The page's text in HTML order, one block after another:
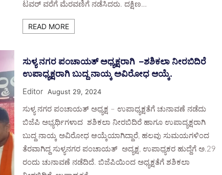
ಟವರ್ ವರೆಗೆ ಮೆರವಣಿಗೆ‌ ನಡೆಸಿದರು. ದಕ್ಷಿಣ…
READ MORE
ಸುಳ್ಯ ನಗರ ಪಂಚಾಯತ್ ಅಧ್ಯಕ್ಷರಾಗಿ –ಶಶಿಕಲಾ ನೀರಬಿದಿರೆ
ಉಪಾಧ್ಯಕ್ಷರಾಗಿ ಬುದ್ದ ನಾಯ್ಕ ಅವಿರೋಧ ಆಯ್ಕೆ.
Editor August 29, 2024
ಸುಳ್ಯ‌ ನಗರ ಪಂಚಾಯತ್ ಅಧ್ಯಕ್ಷ – ಉಪಾಧ್ಯಕ್ಷತೆಗೆ ಚುನಾವಣೆ ನಡೆದು
ಬಿಜೆಪಿ ಅಭ್ಯರ್ಥಿಗಳಾದ ಶಶಿಕಲಾ ನೀರಬಿದಿರೆ ಹಾಗೂ ಉಪಾದ್ಯಕ್ಷರಾಗಿ
ಬುದ್ದ ನಾಯ್ಕ ಅವಿರೋಧ ಆಯ್ಕೆಯಾಗಿದ್ದಾರೆ, ಹಲವು ಸುಮಯಗಳಿಂದ
ತೆರವಾಗಿದ್ದ ಸುಳ್ಯನಗರ ಪಂಚಾಯತ್ ಅದ್ಯಕ್ಷ, ಉಪಾಧ್ಯಕರ ಹುದ್ದೆಗೆ ಅ.29
ರಂದು ಚುನಾವಣೆ ನಡೆದಿದೆ. ಬಿಜೆಪಿಯಿಂದ ಅಧ್ಯಕ್ಷತೆಗೆ ಶಶಿಕಲಾ‌